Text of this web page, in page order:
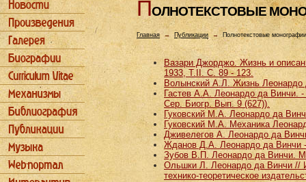
ПОЛHОТЕКСТОВЫЕ
Главная→ Публикации → Полнотекстовые монографии
Вазари Джорджо. Жизнь и
1933, Т.II. С. 89 - 123.
Волынский А.Л. Жизнь Леонардо
Гастев А.А. Леонардо да Винчи.
Сер. Биогр. Вып. 9 (627)).
Гуковский М.А. Леонардо да
Гуковский М.А. Механика
Дживелегов А. Леонардо да
Жданов Д.А. Леонардо да Винчи
Зубов В.П. Леонардо да Винчи.
Ольшки Л. Леонардо да Винчи //
технико-теоретическое